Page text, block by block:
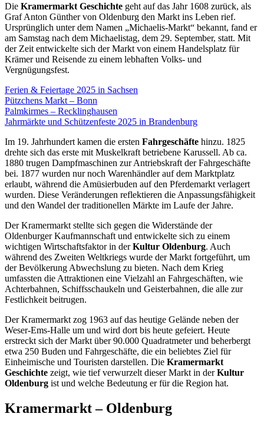
Die Kramermarkt Geschichte geht auf das Jahr 1608 zurück, als
Graf Anton Günther von Oldenburg den Markt ins Leben rief.
Ursprünglich unter dem Namen „Michaelis-Markt“ bekannt, fand er
am Samstag nach dem Michaelistag, dem 29. September, statt. Mit
der Zeit entwickelte sich der Markt von einem Handelsplatz für
Krämer und Reisende zu einem lebhaften Volks- und
Vergnügungsfest.
Ferien & Feiertage 2025 in Sachsen
Pützchens Markt – Bonn
Palmkirmes – Recklinghausen
Jahrmärkte und Schützenfeste 2025 in Brandenburg
Im 19. Jahrhundert kamen die ersten Fahrgeschäfte hinzu. 1825
drehte sich das erste mit Muskelkraft betriebene Karussell. Ab ca.
1880 trugen Dampfmaschinen zur Antriebskraft der Fahrgeschäfte
bei. 1877 wurden nur noch Warenhändler auf dem Marktplatz
erlaubt, während die Amüsierbuden auf den Pferdemarkt verlagert
wurden. Diese Veränderungen reflektieren die Anpassungsfähigkeit
und den Wandel der traditionellen Märkte im Laufe der Jahre.
Der Kramermarkt stellte sich gegen die Widerstände der
Oldenburger Kaufmannschaft und entwickelte sich zu einem
wichtigen Wirtschaftsfaktor in derKultur Oldenburg. Auch
während des Zweiten Weltkriegs wurde der Markt fortgeführt, um
der Bevölkerung Abwechslung zu bieten. Nach dem Krieg
umfassten die Attraktionen eine Vielzahl an Fahrgeschäften, wie
Achterbahnen, Schiffsschaukeln und Geisterbahnen, die alle zur
Festlichkeit beitrugen.
Der Kramermarkt zog 1963 auf das heutige Gelände neben der
Weser-Ems-Halle um und wird dort bis heute gefeiert. Heute
erstreckt sich der Markt über 90.000 Quadratmeter und beherbergt
etwa 250 Buden und Fahrgeschäfte, die ein beliebtes Ziel für
Einheimische und Touristen darstellen. Die Kramermarkt
Geschichte zeigt, wie tief verwurzelt dieser Markt in derKultur
Oldenburg ist und welche Bedeutung er für die Region hat.
Kramermarkt – Oldenburg